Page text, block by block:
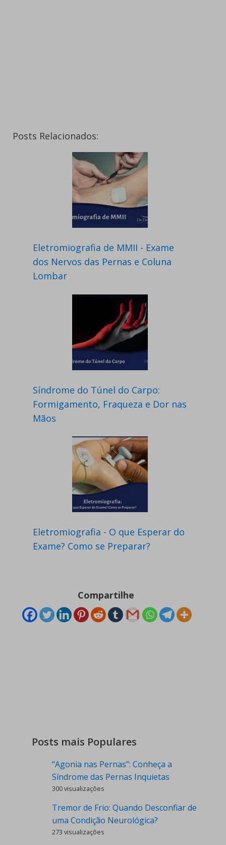
Posts Relacionados:
Eletromiografia de MMII - Exame
dos Nervos das Pernas e Coluna
Lombar
Síndrome do Túnel do Carpo:
Formigamento, Fraqueza e Dor nas
Mãos
Eletromiografia - O que Esperar do
Exame? Como se Preparar?
Compartilhe
Posts mais Populares
“Agonia nas Pernas”: Conheça a
Síndrome das Pernas Inquietas
300 visualizações
Tremor de Frio: Quando Desconfiar de
uma Condição Neurológica?
273 visualizações